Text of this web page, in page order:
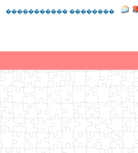
����������� ��������